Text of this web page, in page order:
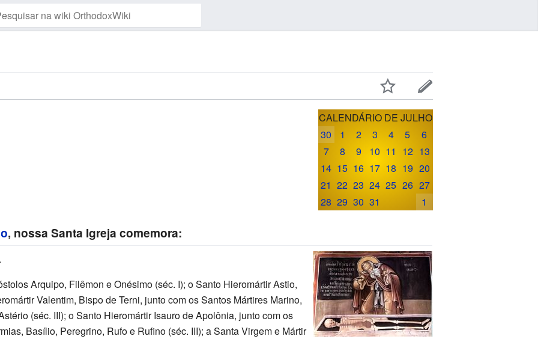
CALENDÁRIO DE JULHO
30
1 2 3 4 5
6
7
8 9 10 11 12 13
14 15 16 17 18 19 20
21 22 23 24 25 26 27
28 29 30 31 1
, nossa Santa Igreja comemora:
Arquipo, Filêmon e Onésimo (séc. I); o Santo Hieromártir Astio,
Valentim, Bispo de Terni, junto com os Santos Mártires Marino,
(séc. III); o Santo Hieromártir Isauro de Apolônia, junto com os
Basílio, Peregrino, Rufo e Rufino (séc. III); a Santa Virgem e Mártir